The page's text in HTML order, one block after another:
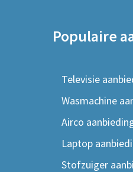
Populaire
Televisie
Wasmachine
Airco
Laptop
Stofzuiger